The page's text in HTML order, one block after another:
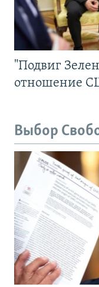
"Подвиг
отношение
Выбор